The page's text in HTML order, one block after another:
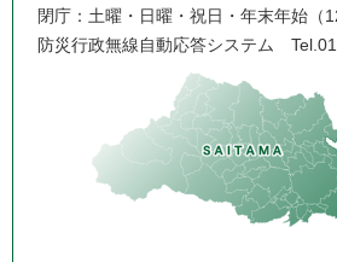
閉庁：土曜・日曜・祝日・年末年始（
防災行政無線自動応答システム